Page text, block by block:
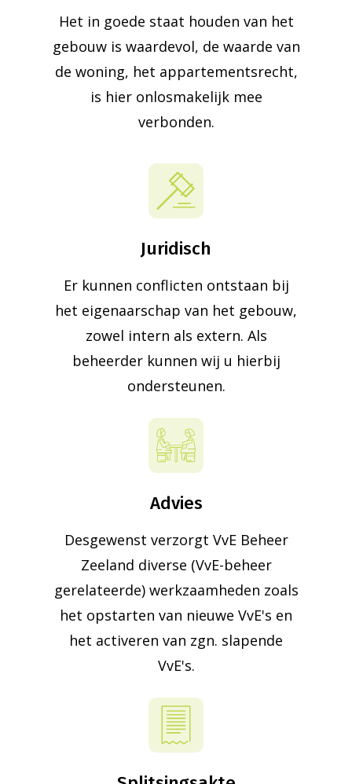
Het in goede staat houden van het
gebouw is waardevol, de waarde van
de woning, het appartementsrecht,
is hier onlosmakelijk mee
verbonden.
Juridisch
Er kunnen conflicten ontstaan bij
het eigenaarschap van het gebouw,
zowel intern als extern. Als
beheerder kunnen wij u hierbij
ondersteunen.
Advies
Desgewenst verzorgt VvE Beheer
Zeeland diverse (VvE-beheer
gerelateerde) werkzaamheden zoals
het opstarten van nieuwe VvE's en
het activeren van zgn. slapende
VvE's.